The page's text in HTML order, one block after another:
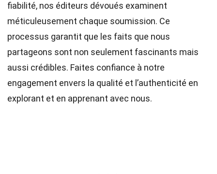
fiabilité, nos éditeurs dévoués examinent
méticuleusement chaque soumission. Ce
processus garantit que les faits que nous
partageons sont non seulement fascinants mais
aussi crédibles. Faites confiance à notre
engagement envers la qualité et l’authenticité en
explorant et en apprenant avec nous.